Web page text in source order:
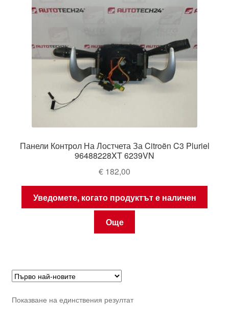
Панели Контрол На Лостчета За Citroën C3 Pluriel
96488228XT 6239VN
€ 182,00
Уведомете, когато продуктът е наличен
Още
Показване на единствения резултат